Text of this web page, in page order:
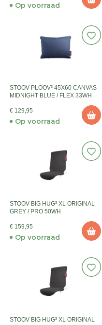
Op voorraad
STOOV PLOOV³ 45X60 CANVAS
MIDNIGHT BLUE / FLEX 33WH
€ 129,95
Op voorraad
STOOV BIG HUG³ XL ORIGINAL
GREY / PRO 50WH
€ 159,95
Op voorraad
STOOV BIG HUG³ XL ORIGINAL